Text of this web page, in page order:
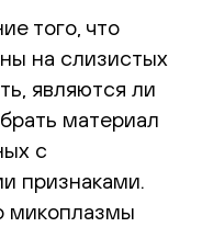
того, что
на слизистых
являются ли
материал
с
признаками.
микоплазмы